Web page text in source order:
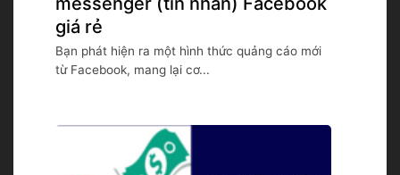
giá rẻ
Bạn phát hiện ra một hình thức quảng cáo mới
từ Facebook, mang lại cơ...